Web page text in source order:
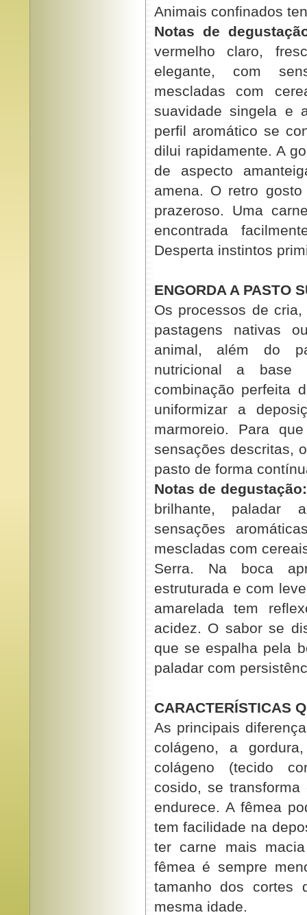
Animais confinados
Notas de
vermelho claro,
elegante, com
mescladas com
suavidade singela e
perfil aromático se
dilui rapidamente. A
de aspecto
amena. O retro
prazeroso. Uma
encontrada
Desperta instintos
ENGORDA A PASTO
Os processos de
pastagens nativas
animal, além do
nutricional a base
combinação perfeita
uniformizar a
marmoreio. Para
sensações descritas,
pasto de forma
Notas de degustação:
brilhante, paladar
sensações
mescladas com
Serra. Na boca
estruturada e com
amarelada tem
acidez. O sabor se
que se espalha pela
paladar com
CARACTERÍSTICAS
As principais
colágeno, a
colágeno (tecido
cosido, se
endurece. A fêmea
tem facilidade na
ter carne mais
fêmea é sempre
tamanho dos cortes
mesma idade.